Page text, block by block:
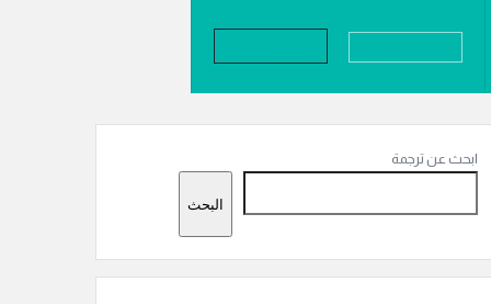
الجانبية
ابحث عن ترجمة
البحث